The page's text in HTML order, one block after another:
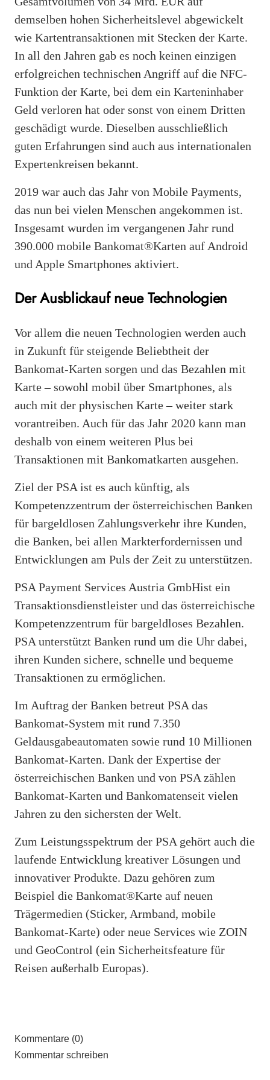
demselben hohen Sicherheitslevel abgewickelt
wie Kartentransaktionen mit Stecken der Karte.
In all den Jahren gab es noch keinen einzigen
erfolgreichen technischen Angriff auf die NFC-
Funktion der Karte, bei dem ein Karteninhaber
Geld verloren hat oder sonst von einem Dritten
geschädigt wurde. Dieselben ausschließlich
guten Erfahrungen sind auch aus internationalen
Expertenkreisen bekannt.
2019 war auch das Jahr von Mobile Payments,
das nun bei vielen Menschen angekommen ist.
Insgesamt wurden im vergangenen Jahr rund
390.000 mobile Bankomat®Karten auf Android
und Apple Smartphones aktiviert.
Der Ausblickauf neue Technologien
Vor allem die neuen Technologien werden auch
in Zukunft für steigende Beliebtheit der
Bankomat-Karten sorgen und das Bezahlen mit
Karte – sowohl mobil über Smartphones, als
auch mit der physischen Karte – weiter stark
vorantreiben. Auch für das Jahr 2020 kann man
deshalb von einem weiteren Plus bei
Transaktionen mit Bankomatkarten ausgehen.
Ziel der PSA ist es auch künftig, als
Kompetenzzentrum der österreichischen Banken
für bargeldlosen Zahlungsverkehr ihre Kunden,
die Banken, bei allen Markterfordernissen und
Entwicklungen am Puls der Zeit zu unterstützen.
PSA Payment Services Austria GmbHist ein
Transaktionsdienstleister und das österreichische
Kompetenzzentrum für bargeldloses Bezahlen.
PSA unterstützt Banken rund um die Uhr dabei,
ihren Kunden sichere, schnelle und bequeme
Transaktionen zu ermöglichen.
Im Auftrag der Banken betreut PSA das
Bankomat-System mit rund 7.350
Geldausgabeautomaten sowie rund 10 Millionen
Bankomat-Karten. Dank der Expertise der
österreichischen Banken und von PSA zählen
Bankomat-Karten und Bankomatenseit vielen
Jahren zu den sichersten der Welt.
Zum Leistungsspektrum der PSA gehört auch die
laufende Entwicklung kreativer Lösungen und
innovativer Produkte. Dazu gehören zum
Beispiel die Bankomat®Karte auf neuen
Trägermedien (Sticker, Armband, mobile
Bankomat-Karte) oder neue Services wie ZOIN
und GeoControl (ein Sicherheitsfeature für
Reisen außerhalb Europas).
Kommentare (0)
Kommentar schreiben